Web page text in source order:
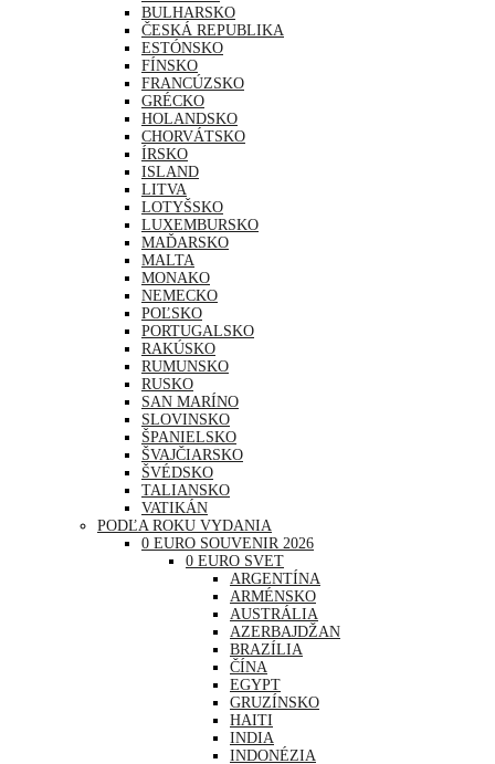
BULHARSKO
ČESKÁ REPUBLIKA
ESTÓNSKO
FÍNSKO
FRANCÚZSKO
GRÉCKO
HOLANDSKO
CHORVÁTSKO
ÍRSKO
ISLAND
LITVA
LOTYŠSKO
LUXEMBURSKO
MAĎARSKO
MALTA
MONAKO
NEMECKO
POĽSKO
PORTUGALSKO
RAKÚSKO
RUMUNSKO
RUSKO
SAN MARÍNO
SLOVINSKO
ŠPANIELSKO
ŠVAJČIARSKO
ŠVÉDSKO
TALIANSKO
VATIKÁN
PODĽA ROKU VYDANIA
0 EURO SOUVENIR 2026
0 EURO SVET
ARGENTÍNA
ARMÉNSKO
AUSTRÁLIA
AZERBAJDŽAN
BRAZÍLIA
ČÍNA
EGYPT
GRUZÍNSKO
HAITI
INDIA
INDONÉZIA